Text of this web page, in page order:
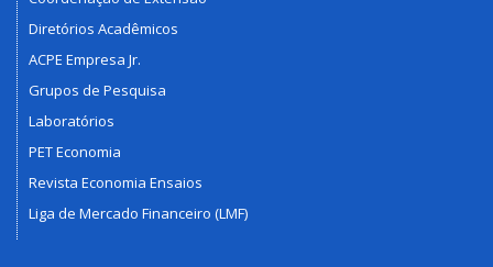
Diretórios Acadêmicos
ACPE Empresa Jr.
Grupos de Pesquisa
Laboratórios
PET Economia
Revista Economia Ensaios
Liga de Mercado Financeiro (LMF)